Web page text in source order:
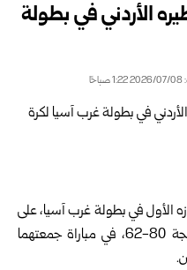
الأردني في بطولة
الأول في بطولة غرب آسيا، على
حساب مضيفه المنتخب الأردني بنتيجة 80-62، ‏في مباراة جمعتهما